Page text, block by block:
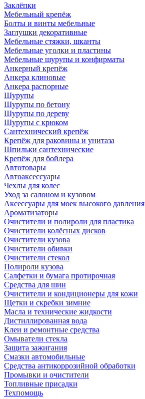
Заклёпки
Мебельный крепёж
Болты и винты мебельные
Заглушки декоративные
Мебельные стяжки, шканты
Мебельные уголки и пластины
Мебельные шурупы и конфирматы
Анкерный крепёж
Анкера клиновые
Анкера распорные
Шурупы
Шурупы по бетону
Шурупы по дереву
Шурупы с крюком
Сантехнический крепёж
Крепёж для раковины и унитаза
Шпильки сантехнические
Крепёж для бойлера
Автотовары
Автоаксессуары
Чехлы для колес
Уход за салоном и кузовом
Аксессуары для моек высокого давления
Ароматизаторы
Очистители и полироли для пластика
Очистители колёсных дисков
Очистители кузова
Очистители обивки
Очистители стекол
Полироли кузова
Салфетки и бумага протирочная
Средства для шин
Очистители и кондиционеры для кожи
Щетки и скребки зимние
Масла и технические жидкости
Дистиллированная вода
Клеи и ремонтные средства
Омыватели стекла
Защита зажигания
Смазки автомобильные
Средства антикоррозийной обработки
Промывки и очистители
Топливные присадки
Техпомощь